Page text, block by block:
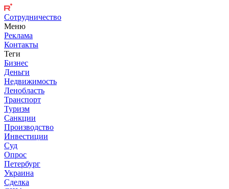
Сотрудничество
Меню
Реклама
Контакты
Теги
Бизнес
Деньги
Недвижимость
Ленобласть
Транспорт
Туризм
Санкции
Производство
Инвестиции
Суд
Опрос
Петербург
Украина
Сделка